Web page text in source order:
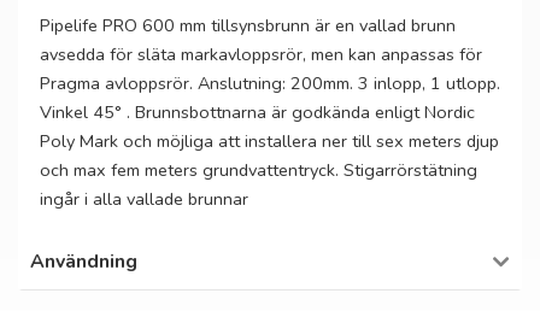
Pipelife PRO 600 mm tillsynsbrunn är en vallad brunn
avsedda för släta markavloppsrör, men kan anpassas för
Pragma avloppsrör. Anslutning: 200mm. 3 inlopp, 1 utlopp.
Vinkel 45° . Brunnsbottnarna är godkända enligt Nordic
Poly Mark och möjliga att installera ner till sex meters djup
och max fem meters grundvattentryck. Stigarrörstätning
ingår i alla vallade brunnar
Användning